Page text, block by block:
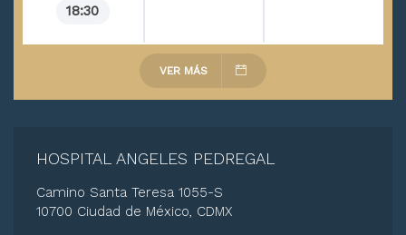
18:30
VER MÁS
HOSPITAL ANGELES PEDREGAL
Camino Santa Teresa 1055-S
10700 Ciudad de México, CDMX